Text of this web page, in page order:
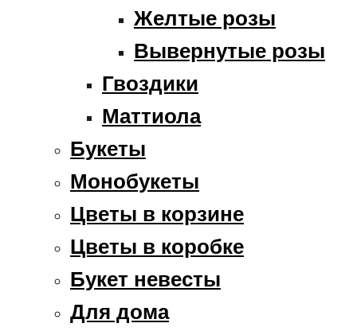
Желтые розы
Вывернутые розы
Гвоздики
Маттиола
Букеты
Монобукеты
Цветы в корзине
Цветы в коробке
Букет невесты
Для дома